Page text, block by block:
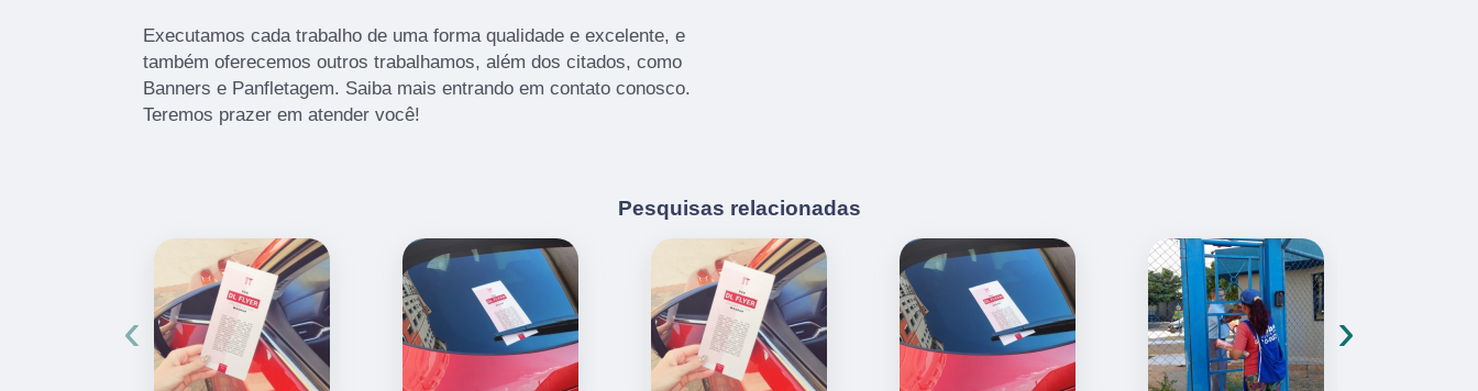
Executamos cada trabalho de uma forma qualidade e excelente, e
também oferecemos outros trabalhamos, além dos citados, como
Banners e Panfletagem. Saiba mais entrando em contato conosco.
Teremos prazer em atender você!
Pesquisas relacionadas
‹ ›